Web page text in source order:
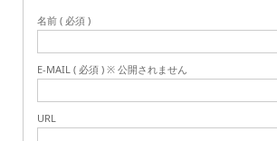
名前 ( 必須 )
E-MAIL ( 必須 ) ※ 公開されません
URL